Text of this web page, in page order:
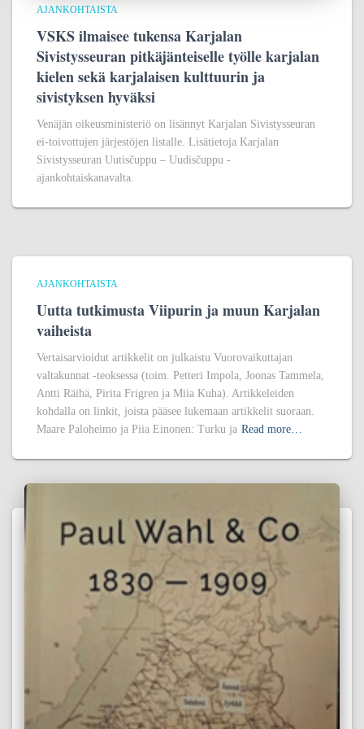
AJANKOHTAISTA
VSKS ilmaisee tukensa Karjalan
Sivistysseuran pitkäjänteiselle työlle karjalan
kielen sekä karjalaisen kulttuurin ja
sivistyksen hyväksi
Venäjän oikeusministeriö on lisännyt Karjalan Sivistysseuran
ei-toivottujen järjestöjen listalle. Lisätietoja Karjalan
Sivistysseuran Uutisčuppu – Uudisčuppu -
ajankohtaiskanavalta.
AJANKOHTAISTA
Uutta tutkimusta Viipurin ja muun Karjalan
vaiheista
Vertaisarvioidut artikkelit on julkaistu Vuorovaikuttajan
valtakunnat -teoksessa (toim. Petteri Impola, Joonas Tammela,
Antti Räihä, Pirita Frigren ja Miia Kuha). Artikkeleiden
kohdalla on linkit, joista pääsee lukemaan artikkelit suoraan.
Maare Paloheimo ja Piia Einonen: Turku ja Read more…